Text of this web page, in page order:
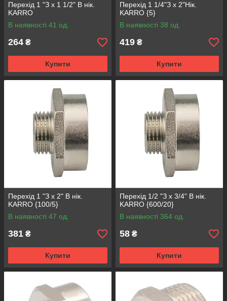
Перехід 1 "З x 1 1/2" В нік.
KARRO
В наявності 41 од.
264 ₴
Купити
Перехід 1 1/4"З x 2"Нік.
KARRO {5}
В наявності 38 од.
419 ₴
Купити
Перехід 1 "З x 2" В нік.
KARRO {100/5}
В наявності 47 од.
381 ₴
Купити
Перехід 1/2 "З x 3/4" В нік.
KARRO {600/20}
В наявності 364 од.
58 ₴
Купити